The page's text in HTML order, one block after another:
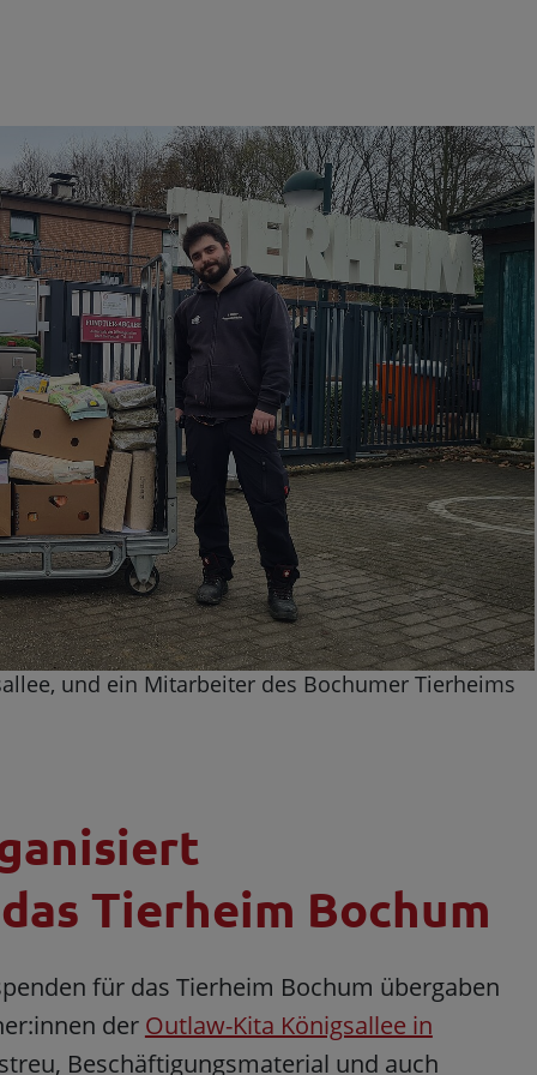
und ein Mitarbeiter des Bochumer Tierheims
Tierheim Bochum
für das Tierheim Bochum übergaben
der Outlaw-Kita Königsallee in
Beschäftigungsmaterial und auch